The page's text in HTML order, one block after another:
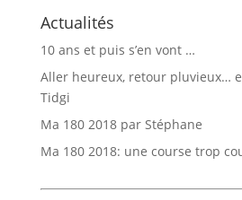
Actualités
10 ans et puis s’en vont …
Aller heureux, retour pluvieux…
Tidgi
Ma 180 2018 par Stéphane
Ma 180 2018: une course trop